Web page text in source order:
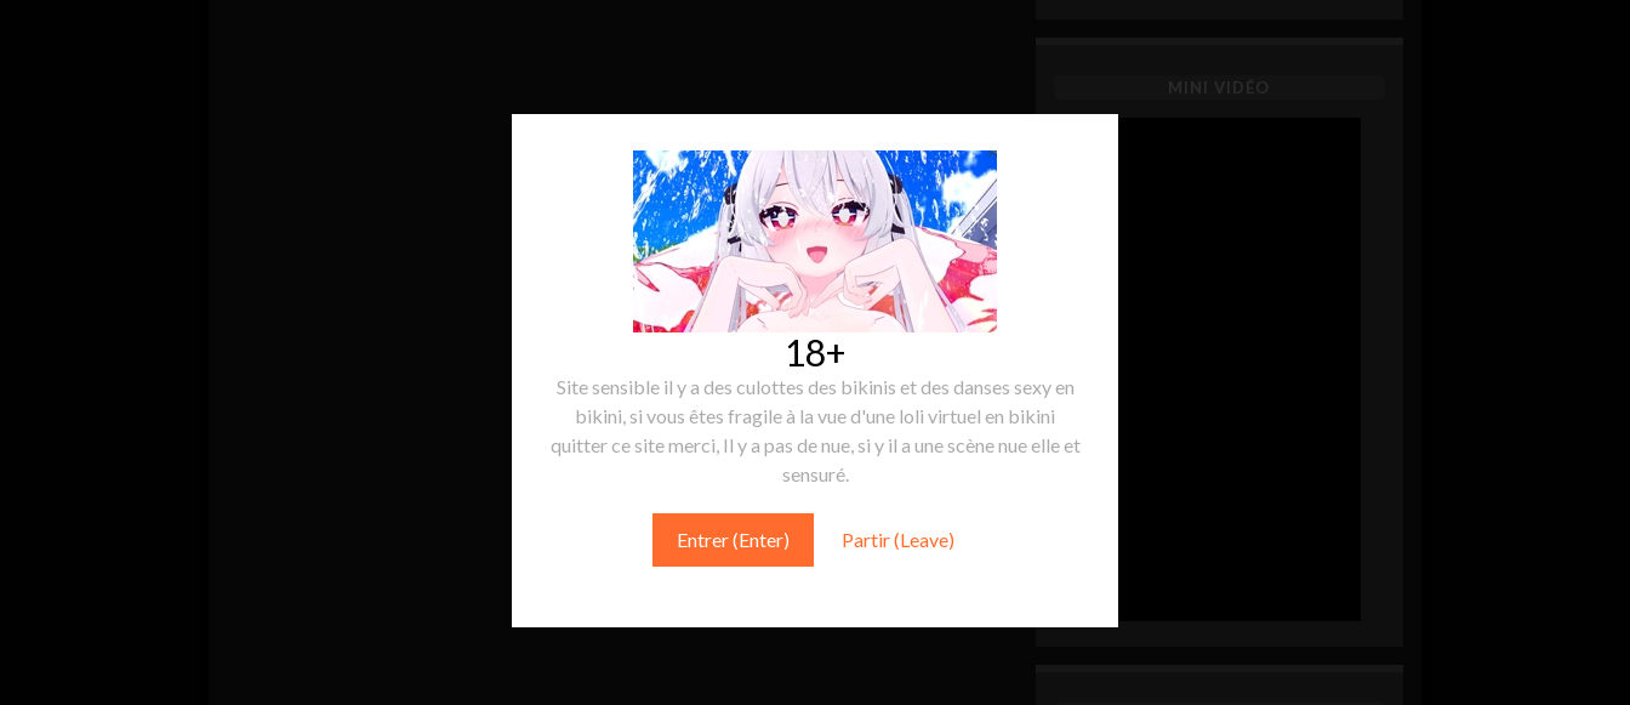
18+
Site sensible il y a des culottes des bikinis et des danses sexy en
bikini, si vous êtes fragile à la vue d'une loli virtuel en bikini
quitter ce site merci, Il y a pas de nue, si y il a une scène nue elle et
sensuré.
Entrer (Enter) Partir (Leave)
MINI VIDÉO